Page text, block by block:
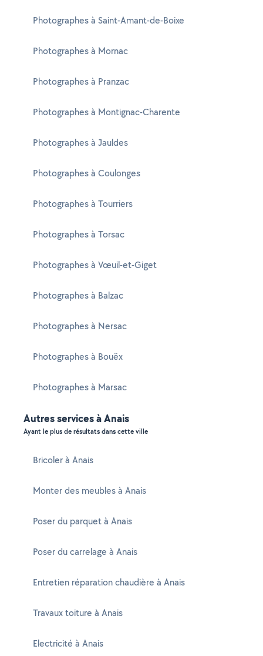
Photographes à Saint-Amant-de-Boixe
Photographes à Mornac
Photographes à Pranzac
Photographes à Montignac-Charente
Photographes à Jauldes
Photographes à Coulonges
Photographes à Tourriers
Photographes à Torsac
Photographes à Vœuil-et-Giget
Photographes à Balzac
Photographes à Nersac
Photographes à Bouëx
Photographes à Marsac
Autres services à Anais
Ayant le plus de résultats dans cette ville
Bricoler à Anais
Monter des meubles à Anais
Poser du parquet à Anais
Poser du carrelage à Anais
Entretien réparation chaudière à Anais
Travaux toiture à Anais
Electricité à Anais